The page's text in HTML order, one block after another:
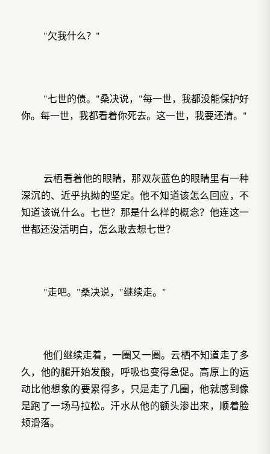
"欠我什么？"
"七世的债。"桑决说，"每一世，我都没能保护好
你。每一世，我都看着你死去。这一世，我要还清。"
云栖看着他的眼睛，那双灰蓝色的眼睛里有一种
深沉的、近乎执拗的坚定。他不知道该怎么回应，不
知道该说什么。七世？那是什么样的概念？他连这一
世都还没活明白，怎么敢去想七世？
"走吧。"桑决说，"继续走。"
他们继续走着，一圈又一圈。云栖不知道走了多
久，他的腿开始发酸，呼吸也变得急促。高原上的运
动比他想象的要累得多，只是走了几圈，他就感到像
是跑了一场马拉松。汗水从他的额头渗出来，顺着脸
颊滑落。